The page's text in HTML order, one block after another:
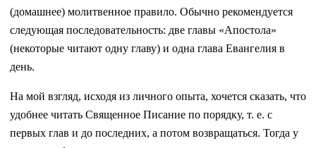
(домашнее) молитвенное правило. Обычно рекомендуется
следующая последовательность: две главы «Апостола»
(некоторые читают одну главу) и одна глава Евангелия в
день.
На мой взгляд, исходя из личного опыта, хочется сказать, что
удобнее читать Священное Писание по порядку, т. е. с
первых глав и до последних, а потом возвращаться. Тогда у